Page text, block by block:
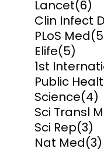
Lancet(6)
Clin Infect
PLoS Med
Elife(5)
1st
Public
Science(4)
Sci Transl
Sci Rep(3)
Nat Med(3)